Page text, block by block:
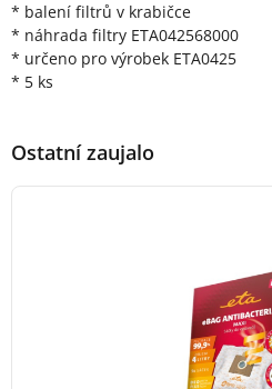
* balení filtrů v krabičce
* náhrada filtry ETA042568000
* určeno pro výrobek ETA0425
* 5 ks
Ostatní zaujalo